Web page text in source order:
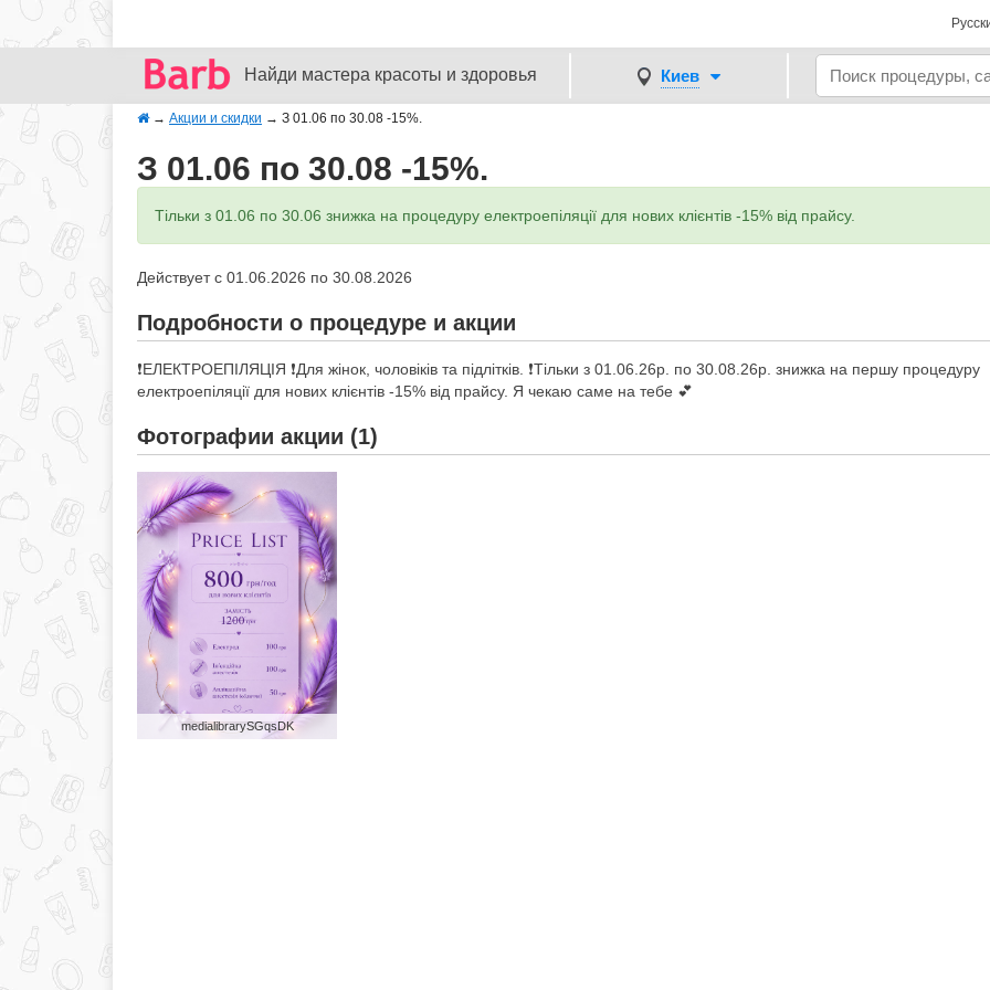
Найди мастера красоты и здоровья Киев
→ Акции и скидки → З 01.06 по 30.08 -15%.
З 01.06 по 30.08 -15%.
Тільки з 01.06 по 30.06 знижка на процедуру електроепіляції для нових клієнтів -15% від прайсу.
Действует с 01.06.2026 по 30.08.2026
Подробности о процедуре и акции
❗️ЕЛЕКТРОЕПІЛЯЦІЯ ❗️Для жінок, чоловіків та підлітків. ❗️Тільки з 01.06.26р. по 30.08.26р. знижка на першу процедуру
електроепіляції для нових клієнтів -15% від прайсу. Я чекаю саме на тебе 💕
Фотографии акции (1)
medialibrarySGqsDK